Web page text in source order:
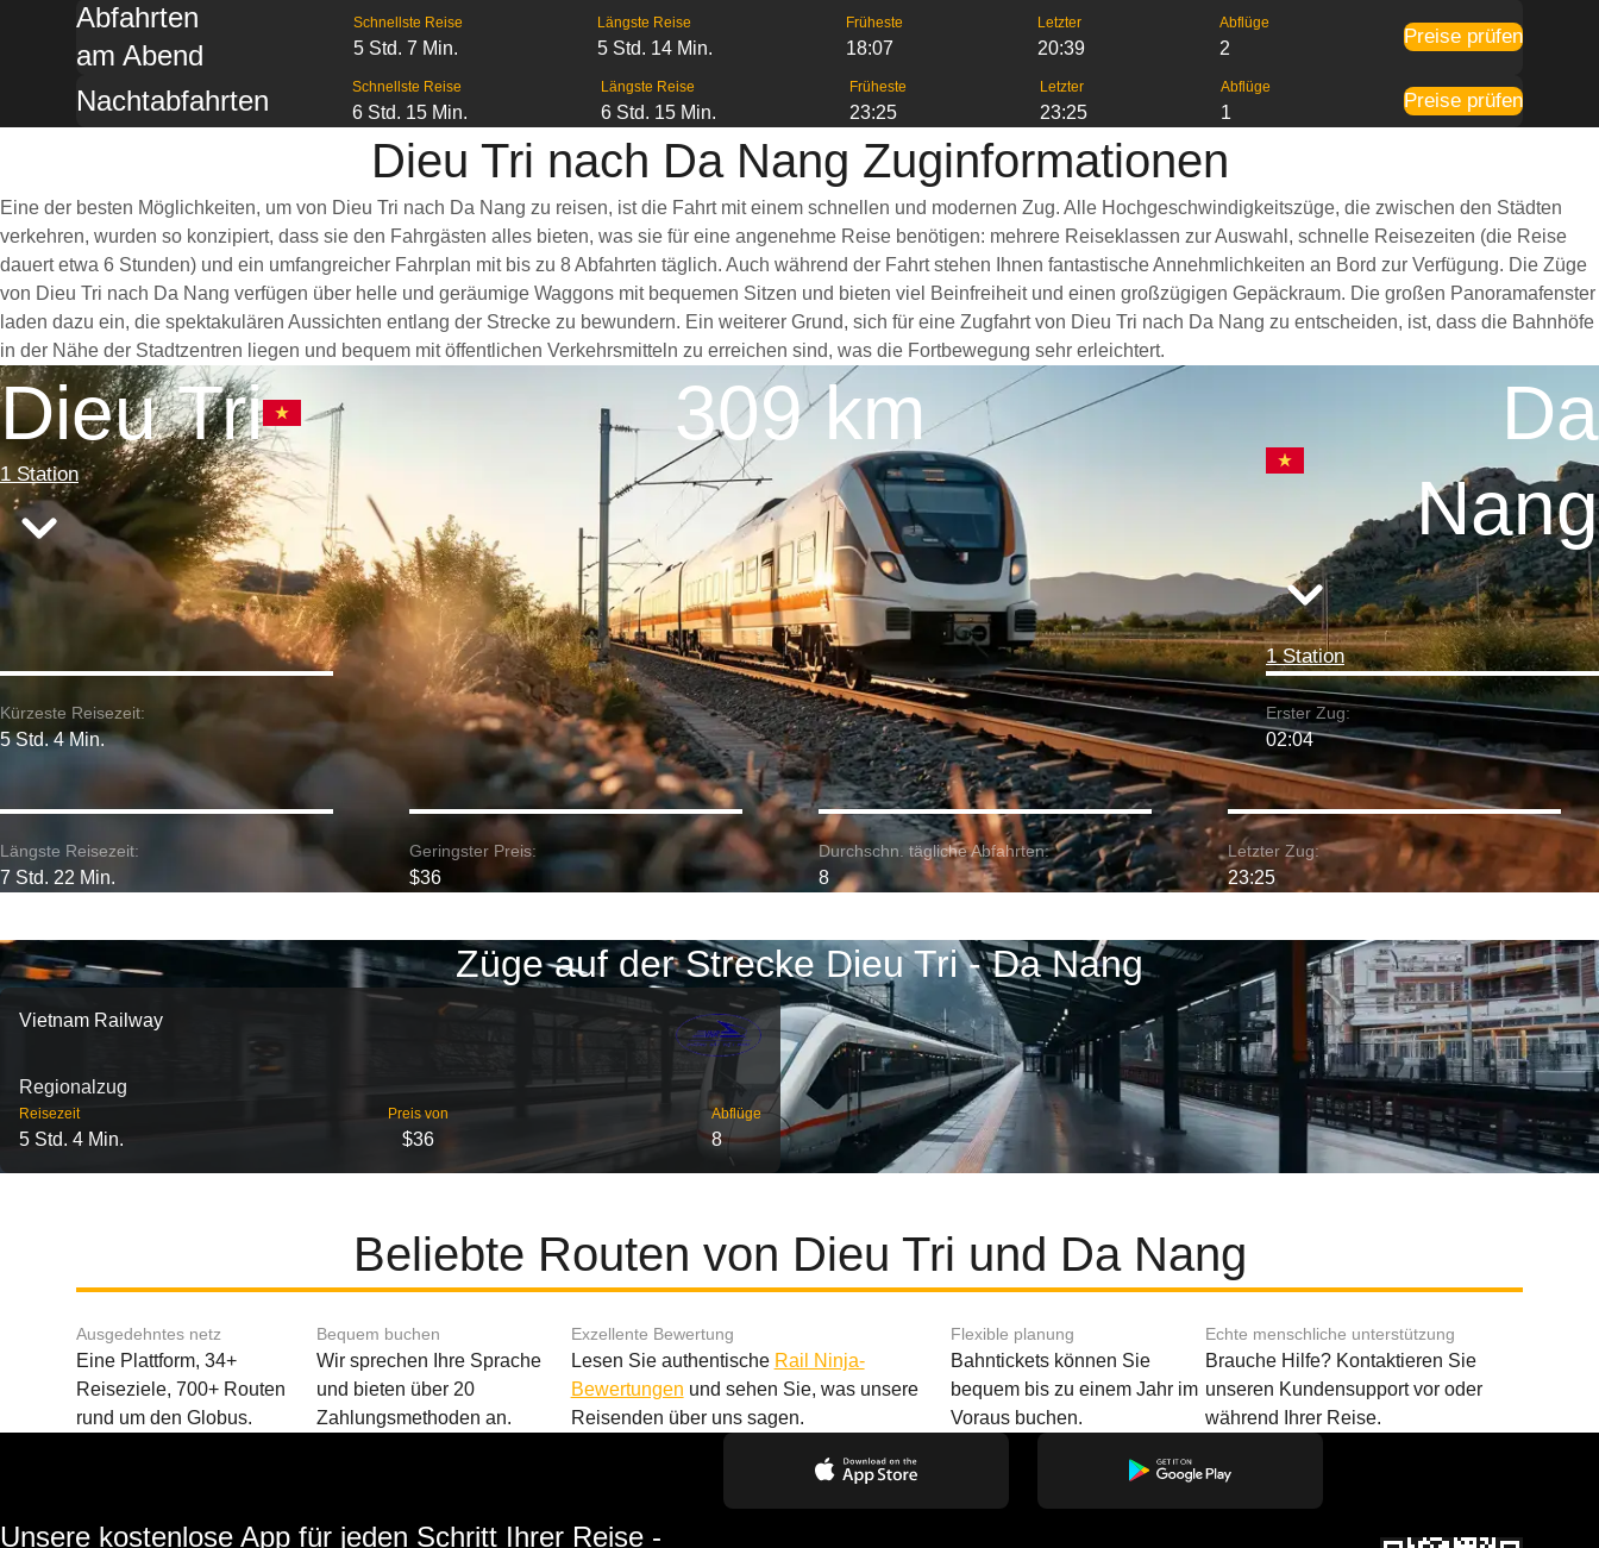
Abfahrten
am Abend
Schnellste Reise
5 Std. 7 Min.
Längste Reise
5 Std. 14 Min.
Früheste
18:07
Letzter
20:39
Abflüge
2
Preise prüfen
Nachtabfahrten Schnellste Reise
6 Std. 15 Min.
Längste Reise
6 Std. 15 Min.
Früheste
23:25
Letzter
23:25
Abflüge
1
Preise prüfen
Dieu Tri nach Da Nang Zuginformationen
Eine der besten Möglichkeiten, um von Dieu Tri nach Da Nang zu reisen, ist die Fahrt mit einem schnellen und modernen Zug. Alle Hochgeschwindigkeitszüge, die zwischen den Städten
verkehren, wurden so konzipiert, dass sie den Fahrgästen alles bieten, was sie für eine angenehme Reise benötigen: mehrere Reiseklassen zur Auswahl, schnelle Reisezeiten (die Reise
dauert etwa 6 Stunden) und ein umfangreicher Fahrplan mit bis zu 8 Abfahrten täglich. Auch während der Fahrt stehen Ihnen fantastische Annehmlichkeiten an Bord zur Verfügung. Die Züge
von Dieu Tri nach Da Nang verfügen über helle und geräumige Waggons mit bequemen Sitzen und bieten viel Beinfreiheit und einen großzügigen Gepäckraum. Die großen Panoramafenster
laden dazu ein, die spektakulären Aussichten entlang der Strecke zu bewundern. Ein weiterer Grund, sich für eine Zugfahrt von Dieu Tri nach Da Nang zu entscheiden, ist, dass die Bahnhöfe
in der Nähe der Stadtzentren liegen und bequem mit öffentlichen Verkehrsmitteln zu erreichen sind, was die Fortbewegung sehr erleichtert.
Dieu Tri
1 Station
309 km
Da
Nang
1 Station
Kürzeste Reisezeit:
5 Std. 4 Min.
Erster Zug:
02:04
Längste Reisezeit:
7 Std. 22 Min.
Geringster Preis:
$36
Durchschn. tägliche Abfahrten:
8
Letzter Zug:
23:25
Züge auf der Strecke Dieu Tri - Da Nang
Vietnam Railway
Regionalzug
Reisezeit
5 Std. 4 Min.
Preis von
$36
Abflüge
8
Beliebte Routen von Dieu Tri und Da Nang
Ausgedehntes netz
Eine Plattform, 34+
Reiseziele, 700+ Routen
rund um den Globus.
Bequem buchen
Wir sprechen Ihre Sprache
und bieten über 20
Zahlungsmethoden an.
Exzellente Bewertung
Lesen Sie authentische Rail Ninja-
Bewertungen und sehen Sie, was unsere
Reisenden über uns sagen.
Flexible planung
Bahntickets können Sie
bequem bis zu einem Jahr im
Voraus buchen.
Echte menschliche unterstützung
Brauche Hilfe? Kontaktieren Sie
unseren Kundensupport vor oder
während Ihrer Reise.
Unsere kostenlose App für jeden Schritt Ihrer Reise -